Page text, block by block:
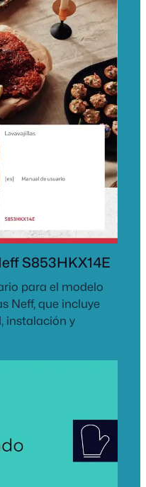
S853HKX14E
para el modelo
Neff, que incluye
instalación y